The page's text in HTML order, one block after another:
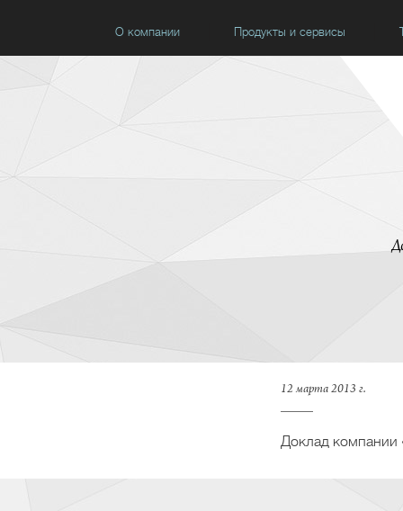
О компании Продукты и сервисы
12 марта 2013 г.
Доклад компании